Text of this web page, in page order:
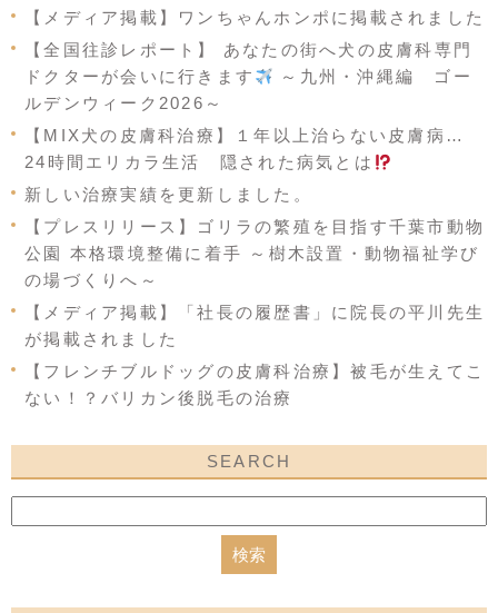
【メディア掲載】ワンちゃんホンポに掲載されました
【全国往診レポート】 あなたの街へ犬の皮膚科専門
ドクターが会いに行きます
～九州・沖縄編 ゴー
ルデンウィーク2026～
【MIX犬の皮膚科治療】１年以上治らない皮膚病…
24時間エリカラ生活 隠された病気とは
新しい治療実績を更新しました。
【プレスリリース】ゴリラの繁殖を目指す千葉市動物
公園 本格環境整備に着手 ～樹木設置・動物福祉学び
の場づくりへ～
【メディア掲載】「社長の履歴書」に院長の平川先生
が掲載されました
【フレンチブルドッグの皮膚科治療】被毛が生えてこ
ない！？バリカン後脱毛の治療
SEARCH